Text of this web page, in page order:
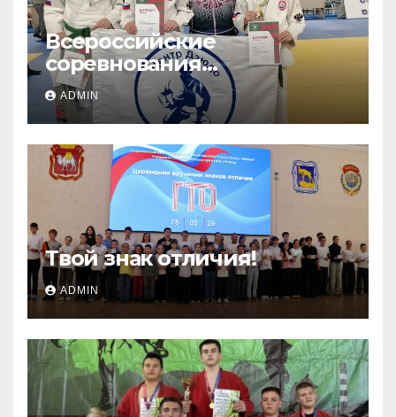
Всероссийские
соревнования
«ЛОКОДЗЮДО»!
ADMIN
Твой знак отличия!
ADMIN